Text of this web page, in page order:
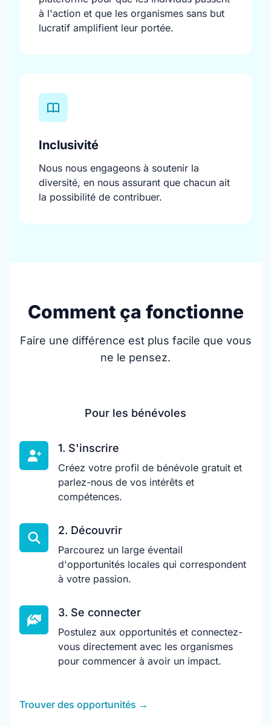
à l'action et que les organismes sans but
lucratif amplifient leur portée.
Inclusivité
Nous nous engageons à soutenir la
diversité, en nous assurant que chacun ait
la possibilité de contribuer.
Comment ça fonctionne
Faire une différence est plus facile que vous
ne le pensez.
Pour les bénévoles
1. S'inscrire
Créez votre profil de bénévole gratuit et
parlez-nous de vos intérêts et
compétences.
2. Découvrir
Parcourez un large éventail
d'opportunités locales qui correspondent
à votre passion.
3. Se connecter
Postulez aux opportunités et connectez-
vous directement avec les organismes
pour commencer à avoir un impact.
Trouver des opportunités →